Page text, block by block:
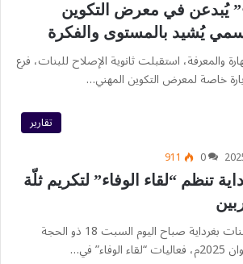
يُبدعن في معرض التكوين
يُشيد بالمستوى والفكرة
والمعرفة، استقبلت ثانوية الإصلاح للبنات، فرع
خاصة لمعرض التكوين المهني…
تقارير
0
911
تنظم “لقاء الوفاء” لتكريم ثلّة
نظّمت كلية الإصلاح للبنات بغرداية صباح اليوم السبت 18 ذو الحجة